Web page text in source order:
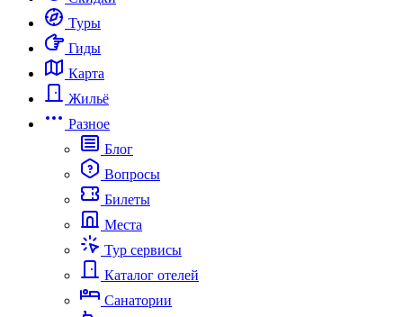
Туры
Гиды
Карта
Жильё
Разное
Блог
Вопросы
Билеты
Места
Тур сервисы
Каталог отелей
Санатории